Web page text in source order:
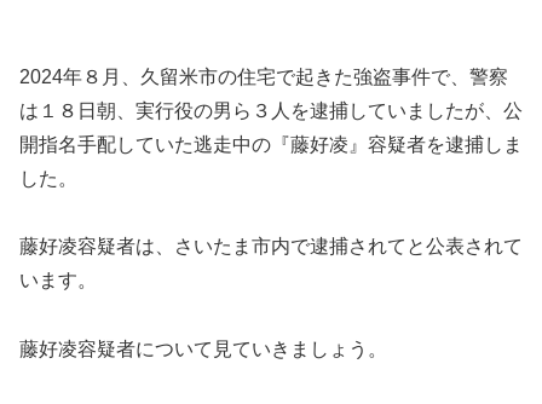
2024年８月、久留米市の住宅で起きた強盗事件で、警察
は１８日朝、実行役の男ら３人を逮捕していましたが、公
開指名手配していた逃走中の『藤好凌』容疑者を逮捕しま
した。
藤好凌容疑者は、さいたま市内で逮捕されてと公表されて
います。
藤好凌容疑者について見ていきましょう。